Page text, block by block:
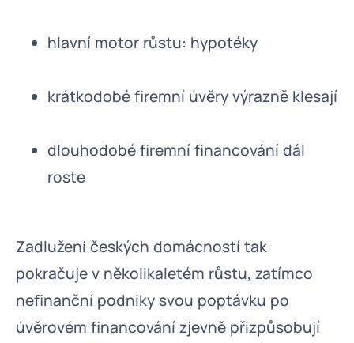
hlavní motor růstu: hypotéky
krátkodobé firemní úvěry výrazně klesají
dlouhodobé firemní financování dál
roste
Zadlužení českých domácností tak
pokračuje v několikaletém růstu, zatímco
nefinanční podniky svou poptávku po
úvěrovém financování zjevně přizpůsobují